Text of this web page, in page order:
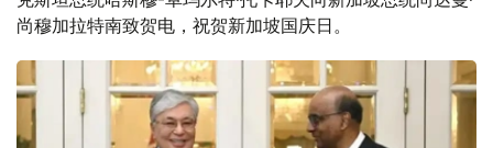
尚穆加拉特南致贺电，祝贺新加坡国庆日。